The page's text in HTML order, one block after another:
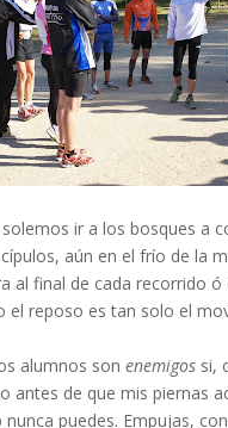
ir a los bosques a
aún en el frío de la
al final de cada recorrido
el reposo es tan solo el
alumnos sonenemigos si,
antes de que mis piernas
puedes. Empujas,